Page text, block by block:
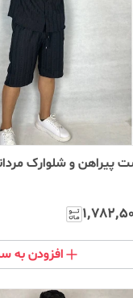
پیراهن و شلوارک
افزودن به